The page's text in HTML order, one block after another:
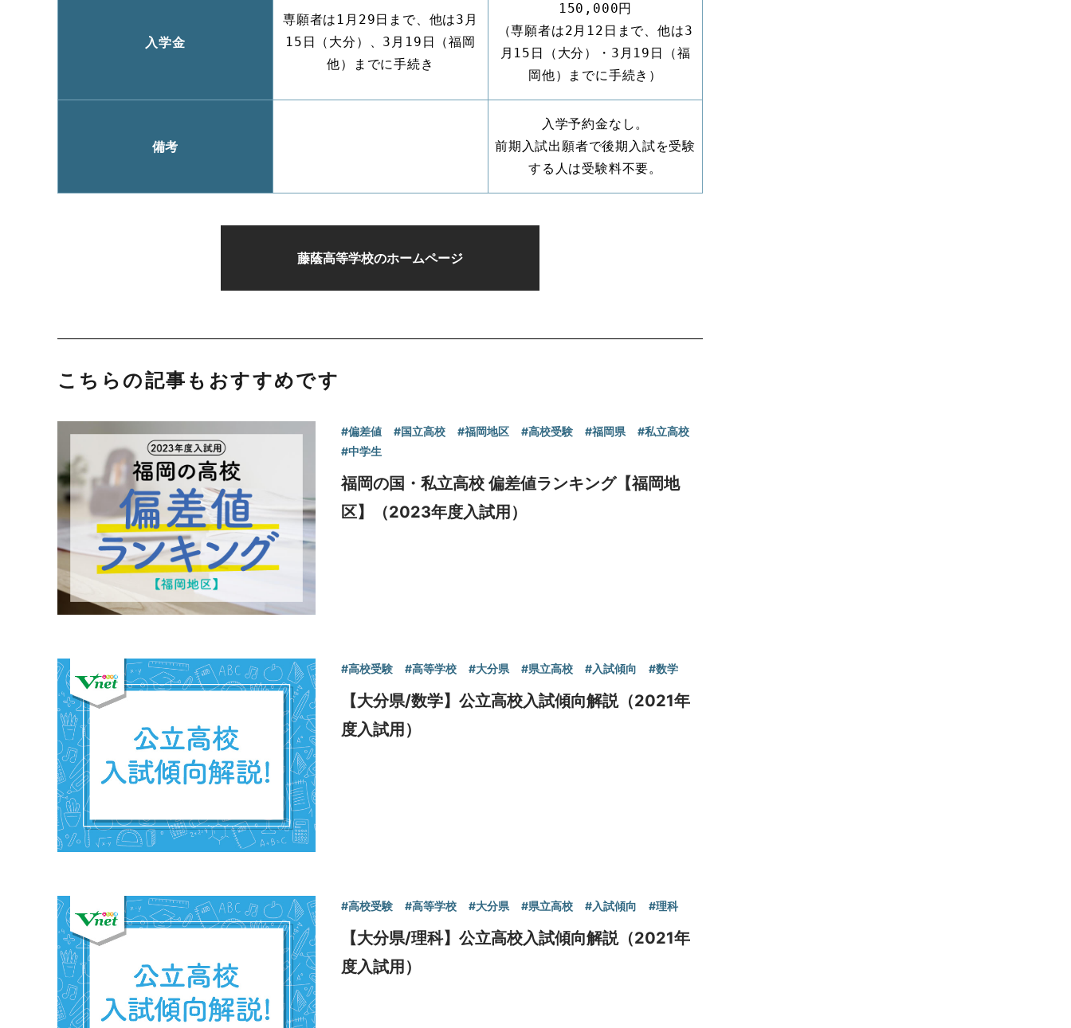
入学金
専願者は1月29日まで、他は3月
15日（大分）、3月19日（福岡
他）までに手続き
150,000円
（専願者は2月12日まで、他は3
月15日（大分）・3月19日（福
岡他）までに手続き）
備考
入学予約金なし。
前期入試出願者で後期入試を受験
する人は受験料不要。
藤蔭高等学校のホームページ
こちらの記事もおすすめです
#偏差値 #国立高校 #福岡地区 #高校受験 #福岡県
#私立高校
#中学生
福岡の国・私立高校 偏差値ランキング【福岡地
区】（2023年度入試用）
#高校受験 #高等学校 #大分県 #県立高校 #入試傾向 #数学
【大分県/数学】公立高校入試傾向解説（2021年
度入試用）
#高校受験 #高等学校 #大分県 #県立高校 #入試傾向 #理科
【大分県/理科】公立高校入試傾向解説（2021年
度入試用）